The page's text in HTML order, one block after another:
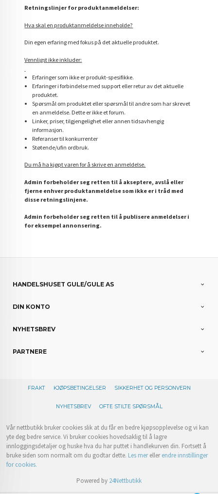
Retningslinjer for produktanmeldelser:
Hva skal en produktanmeldelse inneholde?
Din egen erfaring med fokus på det aktuelle produktet.
Vennligst ikke inkluder:
Erfaringer som ikke er produkt-spesifikke.
Erfaringer i forbindelse med support eller retur av det aktuelle
produktet.
Spørsmål om produktet eller spørsmål til andre som har skrevet
en anmeldelse. Dette er ikke et forum.
Linker, priser, tilgjengelighet eller annen tidsavhengig
informasjon.
Referanser til konkurrenter
Støtende/ufin ordbruk.
Du må ha kjøpt varen for å skrive en anmeldelse.
Admin forbeholder seg retten til å akseptere, avslå eller
fjerne enhver produktanmeldelse som ikke er i tråd med
disse retningslinjene.
Admin forbeholder seg retten til å publisere anmeldelser i
for eksempel annonsering.
HANDELSHUSET GULE/GULE AS
DIN KONTO
NYHETSBREV
PARTNERE
FRAKT KJØPSBETINGELSER SIKKERHET OG PERSONVERN
NYHETSBREV OFTE STILTE SPØRSMÅL
Vår nettbutikk bruker cookies slik at du får en bedre kjøpsopplevelse og vi kan
yte deg bedre service. Vi bruker cookies hovedsaklig til å lagre
innloggingsdetaljer og huske hva du har puttet i handlekurven din. Fortsett å
bruke siden som normalt om du godtar dette. Les merellerendre innstillinger
for cookies.
Powered by 24Nettbutikk